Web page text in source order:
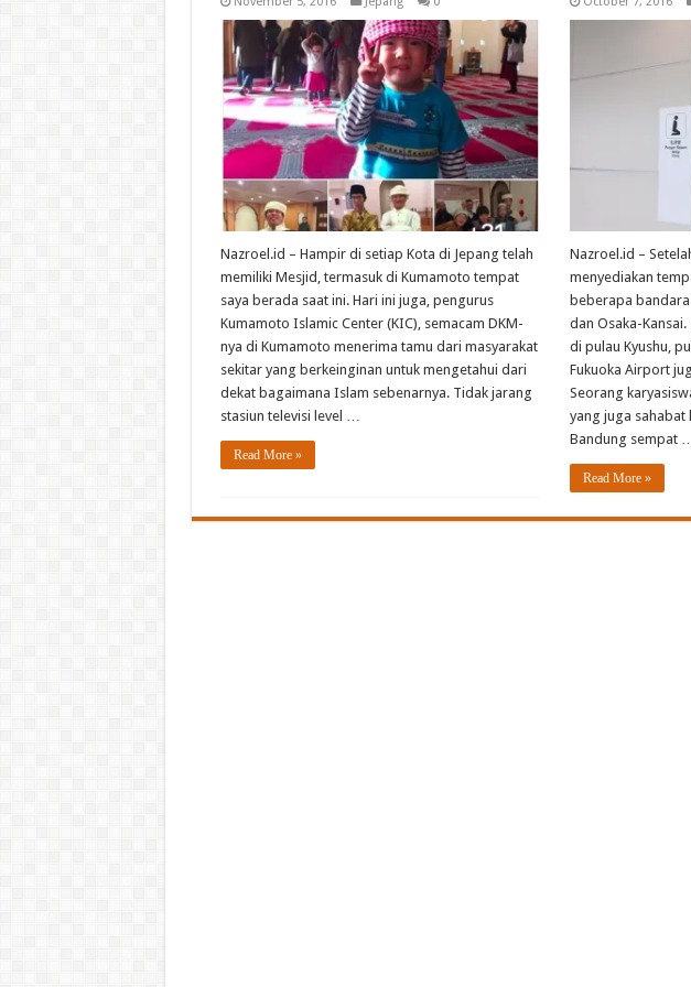
Nazroel.id – Hampir di setiap Kota di Jepang telah
memiliki Mesjid, termasuk di Kumamoto tempat
saya berada saat ini. Hari ini juga, pengurus
Kumamoto Islamic Center (KIC), semacam DKM-
nya di Kumamoto menerima tamu dari masyarakat
sekitar yang berkeinginan untuk mengetahui dari
dekat bagaimana Islam sebenarnya. Tidak jarang
stasiun televisi level …
Read More »
Nazroel.id –
menyediakan
beberapa
dan Osaka-
di pulau Kyushu,
Fukuoka Airport
Seorang
yang juga sahabat
Bandung sempat …
Read More »